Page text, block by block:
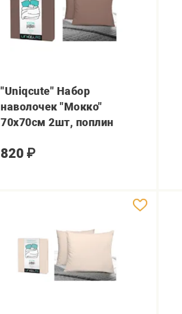
"Uniqcute" Набор
наволочек "Мокко"
70х70см 2шт, поплин
820 ₽